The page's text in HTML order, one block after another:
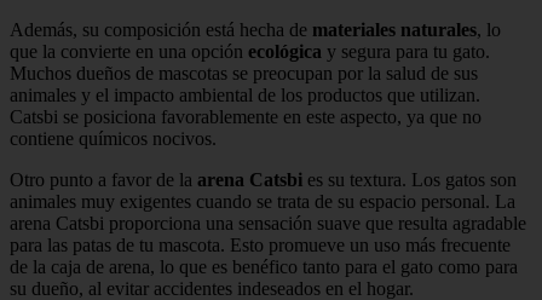
Además, su composición está hecha de materiales naturales, lo
que la convierte en una opción ecológica y segura para tu gato.
Muchos dueños de mascotas se preocupan por la salud de sus
animales y el impacto ambiental de los productos que utilizan.
Catsbi se posiciona favorablemente en este aspecto, ya que no
contiene químicos nocivos.
Otro punto a favor de la arena Catsbi es su textura. Los gatos son
animales muy exigentes cuando se trata de su espacio personal. La
arena Catsbi proporciona una sensación suave que resulta agradable
para las patas de tu mascota. Esto promueve un uso más frecuente
de la caja de arena, lo que es benéfico tanto para el gato como para
su dueño, al evitar accidentes indeseados en el hogar.